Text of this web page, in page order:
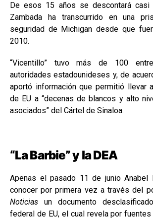
De esos 15 años se descontará casi
Zambada ha transcurrido en una
seguridad de Michigan desde que
2010.
“Vicentillo” tuvo más de 100
autoridades estadounideses y, de
aportó información que permitió llevar
de EU a “decenas de blancos y alto
asociados” del Cártel de Sinaloa.
“La Barbie” y la DEA
Apenas el pasado 11 de junio Anabel
conocer por primera vez a través del
Noticias un documento
federal de EU, el cual revela por